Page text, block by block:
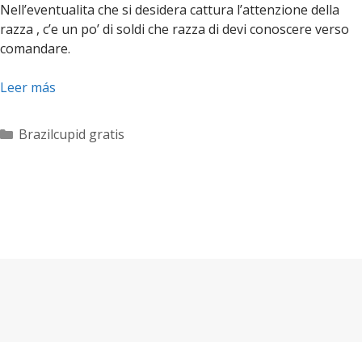
Nell’eventualita che si desidera cattura l’attenzione della
razza , c’e un po’ di soldi che razza di devi conoscere verso
comandare.
Leer más
Categorías
Brazilcupid gratis